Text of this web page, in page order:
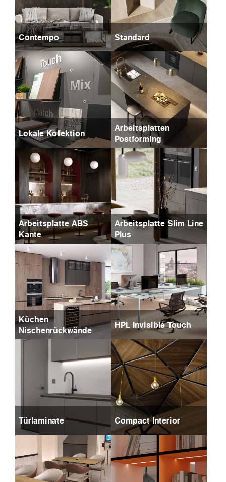
Contempo Standard
Lokale Kollektion
Arbeitsplatten
Postforming
Arbeitsplatte ABS
Kante
Arbeitsplatte Slim Line
Plus
Küchen
Nischenrückwände
HPL Invisible Touch
Türlaminate Compact Interior